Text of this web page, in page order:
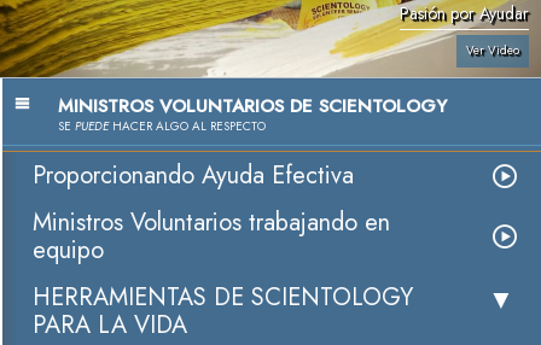
Pasión por Ayudar
Ver Video
MINISTROS VOLUNTARIOS DE SCIENTOLOGY
SE PUEDEHACER ALGO AL RESPECTO
Proporcionando Ayuda Efectiva
Ministros Voluntarios trabajando en
equipo
HERRAMIENTAS DE SCIENTOLOGY
PARA LA VIDA